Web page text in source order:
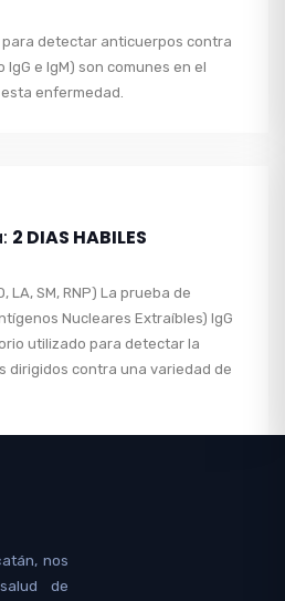
detectar anticuerpos contra
e IgM) son comunes en el
enfermedad.
2 DIAS HABILES
LA, SM, RNP) La prueba de
Nucleares Extraíbles) IgG
utilizado para detectar la
dirigidos contra una variedad de
nos
de